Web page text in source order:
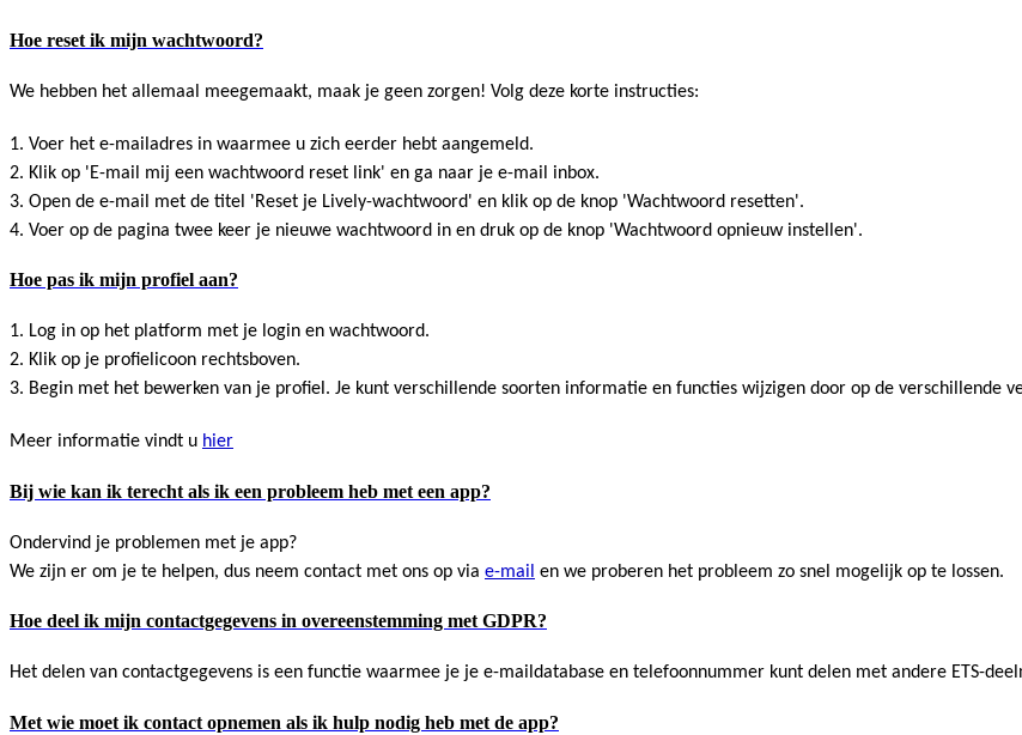
Hoe reset ik mijn wachtwoord?
We hebben het allemaal meegemaakt, maak je geen zorgen! Volg deze korte instructies:
1. Voer het e-mailadres in waarmee u zich eerder hebt aangemeld.
2. Klik op 'E-mail mij een wachtwoord reset link' en ga naar je e-mail inbox.
3. Open de e-mail met de titel 'Reset je Lively-wachtwoord' en klik op de knop 'Wachtwoord resetten'.
4. Voer op de pagina twee keer je nieuwe wachtwoord in en druk op de knop 'Wachtwoord opnieuw instellen'.
Hoe pas ik mijn profiel aan?
1. Log in op het platform met je login en wachtwoord.
2. Klik op je profielicoon rechtsboven.
3. Begin met het bewerken van je profiel. Je kunt verschillende soorten informatie en functies wijzigen door op de verschillende
Meer informatie vindt u hier
Bij wie kan ik terecht als ik een probleem heb met een app?
Ondervind je problemen met je app?
We zijn er om je te helpen, dus neem contact met ons op via e-mail en we proberen het probleem zo snel mogelijk op te lossen.
Hoe deel ik mijn contactgegevens in overeenstemming met GDPR?
Het delen van contactgegevens is een functie waarmee je je e-maildatabase en telefoonnummer kunt delen met andere ETS-
Met wie moet ik contact opnemen als ik hulp nodig heb met de app?